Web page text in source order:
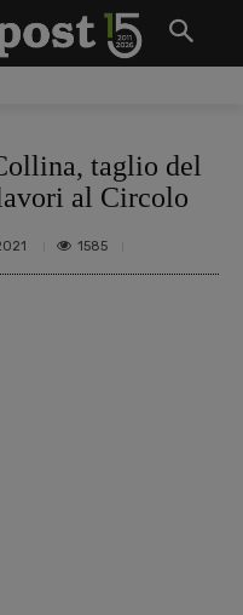
taglio del
al Circolo
1585